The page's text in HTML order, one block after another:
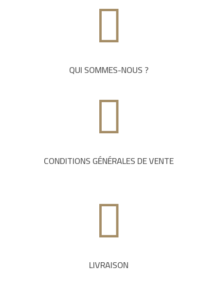

QUI SOMMES-NOUS ?

CONDITIONS GÉNÉRALES DE VENTE

LIVRAISON